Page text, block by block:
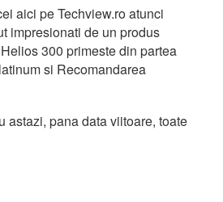
aici pe Techview.ro atunci
impresionati de un produs
300 primeste din partea
si Recomandarea
astazi, pana data viitoare, toate